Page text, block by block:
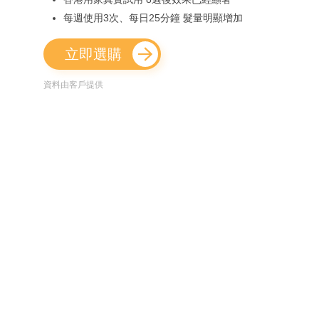
每週使用3次、每日25分鐘 髮量明顯增加
立即選購
資料由客戶提供